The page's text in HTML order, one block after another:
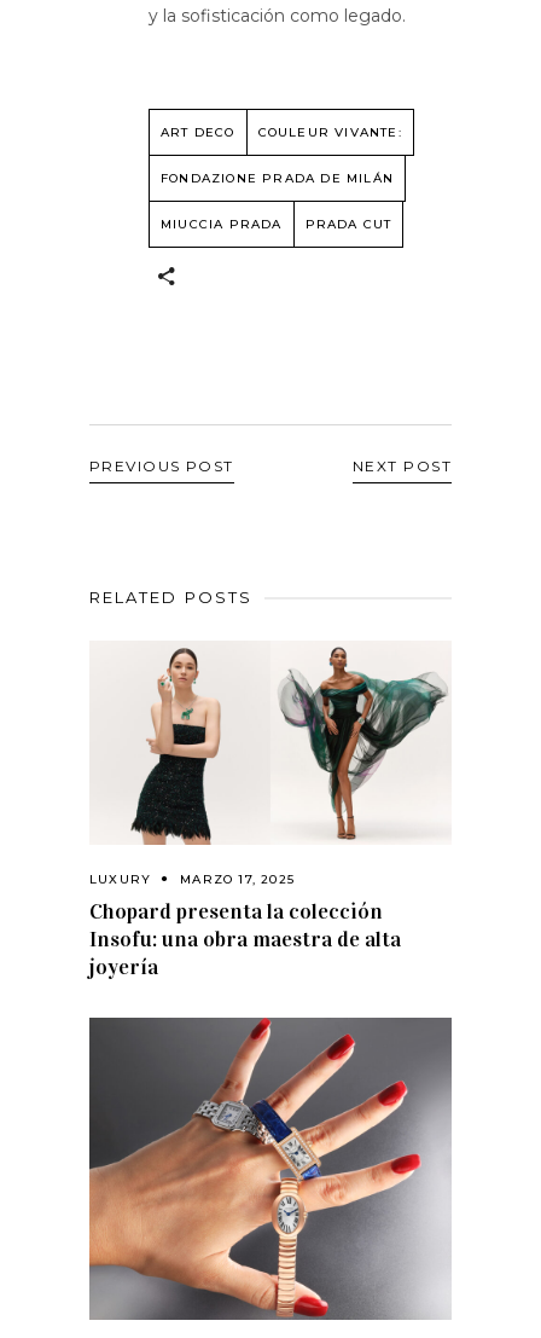
y la sofisticación como legado.
ART DECO COULEUR VIVANTE:
FONDAZIONE PRADA DE MILÁN
MIUCCIA PRADA PRADA CUT
PREVIOUS POST NEXT POST
RELATED POSTS
LUXURY MARZO 17, 2025
Chopard presenta la colección
Insofu: una obra maestra de alta
joyería